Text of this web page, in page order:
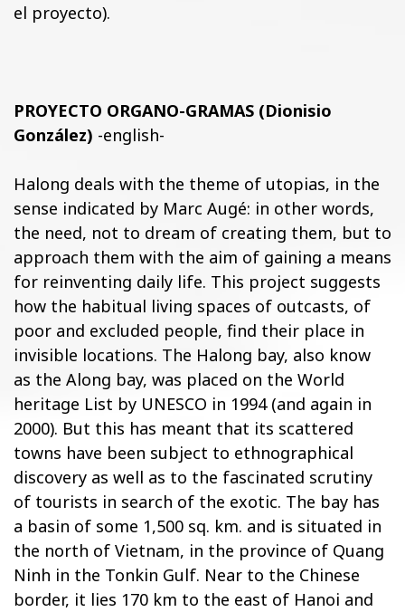
el proyecto).
PROYECTO ORGANO-GRAMAS (Dionisio
González) -english-
Halong deals with the theme of utopias, in the
sense indicated by Marc Augé: in other words,
the need, not to dream of creating them, but to
approach them with the aim of gaining a means
for reinventing daily life. This project suggests
how the habitual living spaces of outcasts, of
poor and excluded people, find their place in
invisible locations. The Halong bay, also know
as the Along bay, was placed on the World
heritage List by UNESCO in 1994 (and again in
2000). But this has meant that its scattered
towns have been subject to ethnographical
discovery as well as to the fascinated scrutiny
of tourists in search of the exotic. The bay has
a basin of some 1,500 sq. km. and is situated in
the north of Vietnam, in the province of Quang
Ninh in the Tonkin Gulf. Near to the Chinese
border, it lies 170 km to the east of Hanoi and